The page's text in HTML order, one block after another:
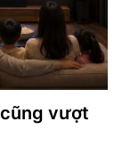
vượt